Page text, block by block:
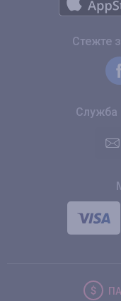
Стежте
Служба